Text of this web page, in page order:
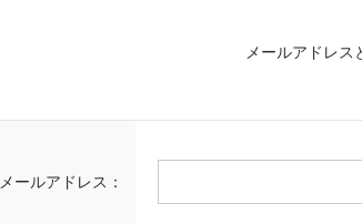
メールアドレス
メールアドレス：